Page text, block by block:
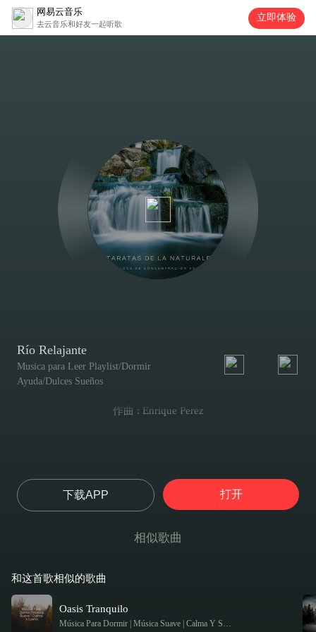
网易云音乐
去云音乐和好友一起听歌
立即体验
Río Relajante
Musica para Leer Playlist/Dormir
Ayuda/Dulces Sueños
作曲 : Enrique Perez
下载APP 打开
相似歌曲
和这首歌相似的歌曲
Oasis Tranquilo
Rockabye Lullaby /